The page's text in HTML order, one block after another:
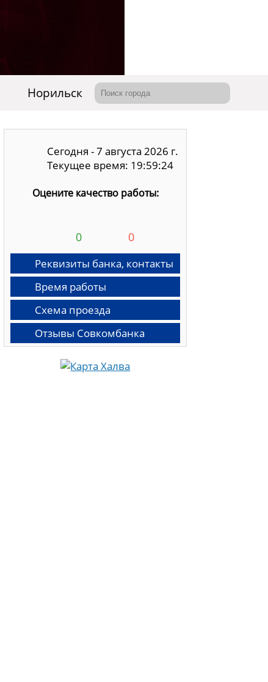
Норильск
Сегодня - 7 августа 2026 г.
Текущее время: 19:59:25
Оцените качество работы:
0 0
Реквизиты банка, контакты
Время работы
Схема проезда
Отзывы Совкомбанка